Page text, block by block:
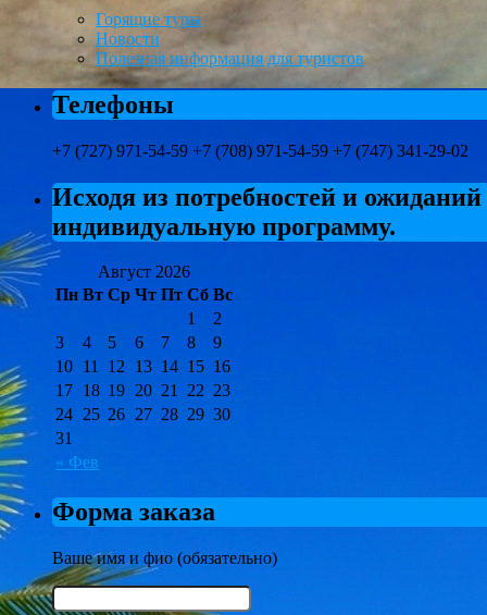
Горящие туры
Новости
Полезная информация для туристов
Телефоны
+7 (727) 971-54-59 +7 (708) 971-54-59 +7 (747) 341-29-02
Исходя из потребностей и
индивидуальную программу.
Август 2026
Пн Вт Ср Чт Пт Сб Вс
« Фев
1
2
3
4 5 6 7 8
9
10 11 12 13 14 15 16
17 18 19 20 21 22 23
24 25 26 27 28 29 30
31
Форма заказа
Ваше имя и фио (обязательно)